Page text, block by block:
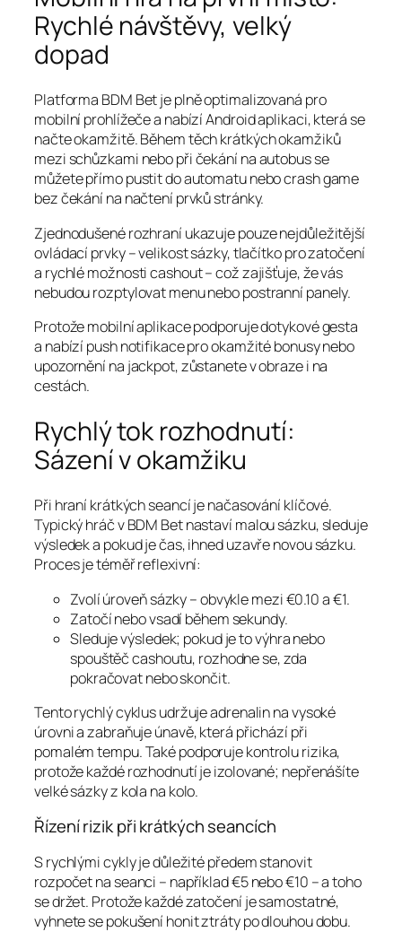
Rychlé návštěvy, velký
dopad
Platforma BDM Bet je plně optimalizovaná pro
mobilní prohlížeče a nabízí Android aplikaci, která se
načte okamžitě. Během těch krátkých okamžiků
mezi schůzkami nebo při čekání na autobus se
můžete přímo pustit do automatu nebo crash game
bez čekání na načtení prvků stránky.
Zjednodušené rozhraní ukazuje pouze nejdůležitější
ovládací prvky – velikost sázky, tlačítko pro zatočení
a rychlé možnosti cashout – což zajišťuje, že vás
nebudou rozptylovat menu nebo postranní panely.
Protože mobilní aplikace podporuje dotykové gesta
a nabízí push notifikace pro okamžité bonusy nebo
upozornění na jackpot, zůstanete v obraze i na
cestách.
Rychlý tok rozhodnutí:
Sázení v okamžiku
Při hraní krátkých seancí je načasování klíčové.
Typický hráč v BDM Bet nastaví malou sázku, sleduje
výsledek a pokud je čas, ihned uzavře novou sázku.
Proces je téměř reflexivní:
Zvolí úroveň sázky – obvykle mezi €0.10 a €1.
Zatočí nebo vsadí během sekundy.
Sleduje výsledek; pokud je to výhra nebo
spouštěč cashoutu, rozhodne se, zda
pokračovat nebo skončit.
Tento rychlý cyklus udržuje adrenalin na vysoké
úrovni a zabraňuje únavě, která přichází při
pomalém tempu. Také podporuje kontrolu rizika,
protože každé rozhodnutí je izolované; nepřenášíte
velké sázky z kola na kolo.
Řízení rizik při krátkých seancích
S rychlými cykly je důležité předem stanovit
rozpočet na seanci – například €5 nebo €10 – a toho
se držet. Protože každé zatočení je samostatné,
vyhnete se pokušení honit ztráty po dlouhou dobu.